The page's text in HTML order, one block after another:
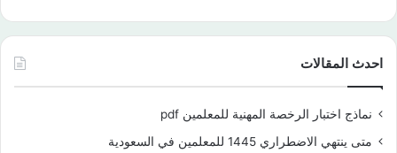
احدث المقالات
نماذج اختبار الرخصة المهنية للمعلمين pdf
متى ينتهي الاضطراري 1445 للمعلمين في السعودية